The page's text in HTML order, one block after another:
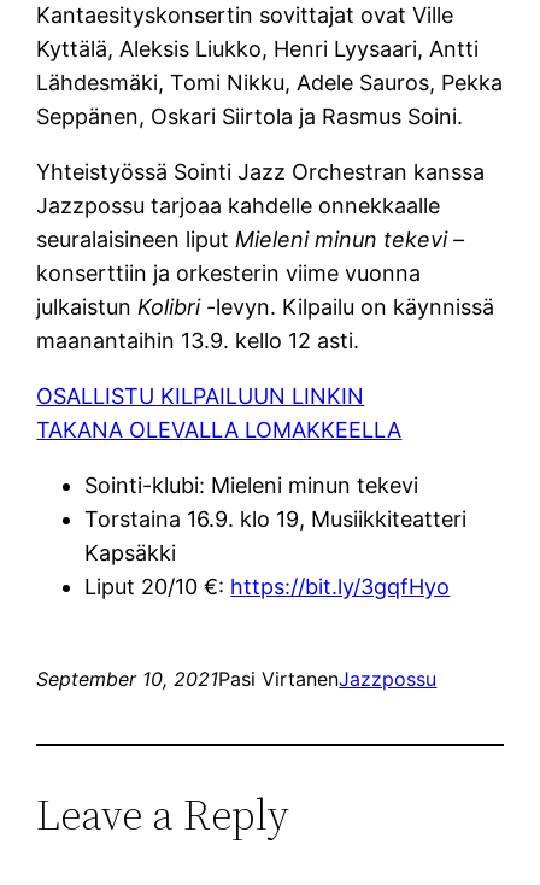
Kantaesityskonsertin sovittajat ovat Ville
Kyttälä, Aleksis Liukko, Henri Lyysaari, Antti
Lähdesmäki, Tomi Nikku, Adele Sauros, Pekka
Seppänen, Oskari Siirtola ja Rasmus Soini.
Yhteistyössä Sointi Jazz Orchestran kanssa
Jazzpossu tarjoaa kahdelle onnekkaalle
seuralaisineen liput Mieleni minun tekevi –
konserttiin ja orkesterin viime vuonna
julkaistun Kolibri -levyn. Kilpailu on käynnissä
maanantaihin 13.9. kello 12 asti.
OSALLISTU KILPAILUUN LINKIN
TAKANA OLEVALLA LOMAKKEELLA
Sointi-klubi: Mieleni minun tekevi
Torstaina 16.9. klo 19, Musiikkiteatteri
Kapsäkki
Liput 20/10 €: https://bit.ly/3gqfHyo
September 10, 2021Pasi VirtanenJazzpossu
Leave a Reply